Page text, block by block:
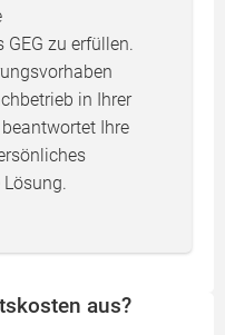
zu erfüllen.
in Ihrer
Ihre
aus?